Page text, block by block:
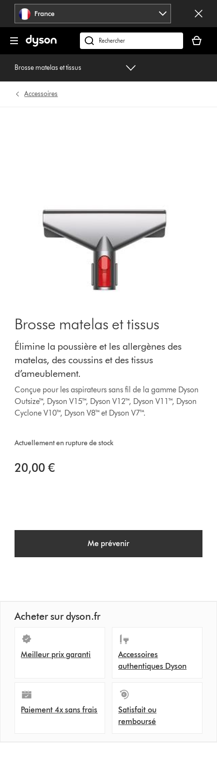
Sauter
pages
France
Rechercher
des
panier
est
Brosse matelas et tissus
Accessoires
Brosse matelas et tissus
Élimine la poussière et les allergènes des
matelas, des coussins et des tissus
d’ameublement.
Conçue pour les aspirateurs sans fil de la gamme Dyson
Outsize™, Dyson V15™, Dyson V12™, Dyson V11™, Dyson
Cyclone V10™, Dyson V8™ et Dyson V7™.
Actuellement en rupture de stock
20,00 €
Me prévenir
Acheter sur dyson.fr
Meilleur prix garanti
Accessoires
authentiques Dyson
Paiement 4x sans frais
Satisfait ou
remboursé